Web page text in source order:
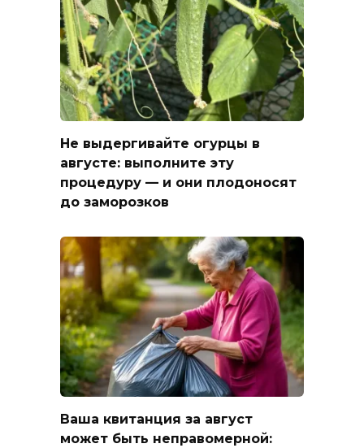
Не выдергивайте огурцы в
августе: выполните эту
процедуру — и они плодоносят
до заморозков
Ваша квитанция за август
может быть неправомерной: